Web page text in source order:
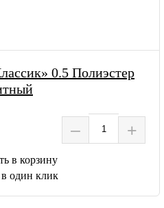
0.5 Полиэстер
– +
в корзину
один клик